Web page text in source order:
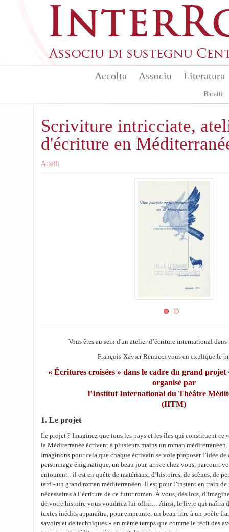
Accolta Associu Literatura
Baratti
Scriviture intricciate,
d'écriture en
Attelli
Vous êtes au sein d'un atelier d’écriture international
François-Xavier Renucci vous en explique le
« Écritures croisées » dans le cadre du grand projet
organisé par
l’Institut International du Théâtre
(IITM)
1. Le projet
Le projet ? Imaginez que tous les pays et les îles qui constituent ce
la Méditerranée écrivent à plusieurs mains un roman
Imaginons pour cela que chaque écrivain se voie proposer l’idée
personnage énigmatique, un beau jour, arrive chez vous, parcourt
entourent : il est en quête de matériaux, d’histoires, de scènes, de
tard - un grand roman méditerranéen. Il est pour l’instant en train
nécessaires à l’écriture de ce futur roman. À vous, dès lors,
de votre histoire vous voudriez lui offrir… Ainsi, le livre qui naîtra
textes inédits apparaîtra, pour emprunter un beau titre à un poète
savoirs et de techniques » en même temps que comme le récit des